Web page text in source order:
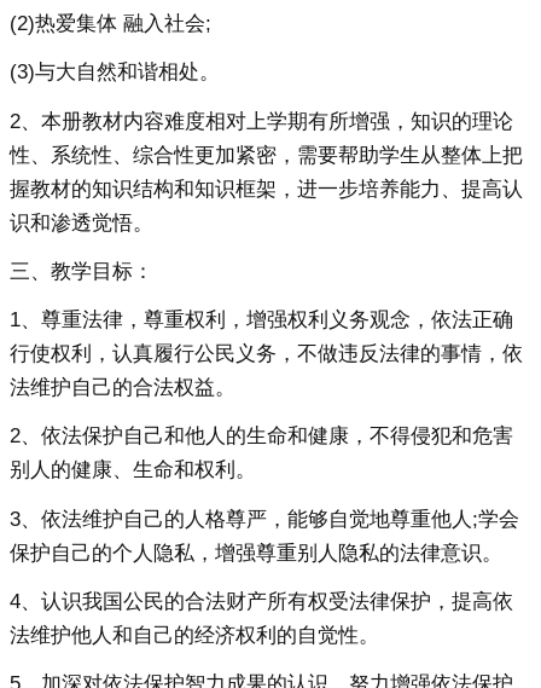
(2)热爱集体 融入社会;
(3)与大自然和谐相处。
2、本册教材内容难度相对上学期有所增强，知识的理论
性、系统性、综合性更加紧密，需要帮助学生从整体上把
握教材的知识结构和知识框架，进一步培养能力、提高认
识和渗透觉悟。
三、教学目标：
1、尊重法律，尊重权利，增强权利义务观念，依法正确
行使权利，认真履行公民义务，不做违反法律的事情，依
法维护自己的合法权益。
2、依法保护自己和他人的生命和健康，不得侵犯和危害
别人的健康、生命和权利。
3、依法维护自己的人格尊严，能够自觉地尊重他人;学会
保护自己的个人隐私，增强尊重别人隐私的法律意识。
4、认识我国公民的合法财产所有权受法律保护，提高依
法维护他人和自己的经济权利的自觉性。